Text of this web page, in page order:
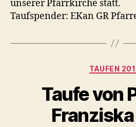
unserer Pfarrkirche statt.
Taufspender: EKan GR
TAUFEN
Taufe von